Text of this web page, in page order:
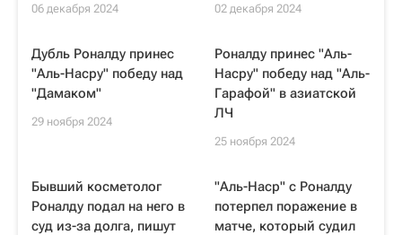
06 декабря 2024 02 декабря 2024
Дубль Роналду принес
"Аль-Насру" победу над
"Дамаком"
29 ноября 2024
Роналду принес "Аль-
Насру" победу над "Аль-
Гарафой" в азиатской
ЛЧ
25 ноября 2024
Бывший косметолог
Роналду подал на него в
суд из-за долга, пишут
"Аль-Наср" с Роналду
потерпел поражение в
матче, который судил